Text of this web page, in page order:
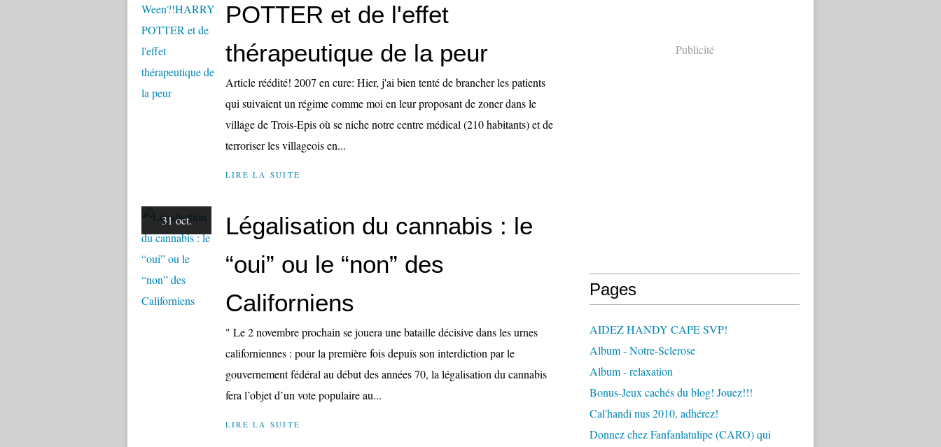
POTTER et de l'effet
thérapeutique de la peur
Article réédité! 2007 en cure: Hier, j'ai bien tenté de brancher les patients
qui suivaient un régime comme moi en leur proposant de zoner dans le
village de Trois-Epis où se niche notre centre médical (210 habitants) et de
terroriser les villageois en...
LIRE LA SUITE
31 oct.
Légalisation du cannabis : le
“oui” ou le “non” des
Californiens
" Le 2 novembre prochain se jouera une bataille décisive dans les urnes
californiennes : pour la première fois depuis son interdiction par le
gouvernement fédéral au début des années 70, la légalisation du cannabis
fera l’objet d’un vote populaire au...
LIRE LA SUITE
Publicité
Pages
AIDEZ HANDY CAPE SVP!
Album - Notre-Sclerose
Album - relaxation
Bonus-Jeux cachés du blog! Jouez!!!
Cal'handi nus 2010, adhérez!
Donnez chez Fanfanlatulipe (CARO) qui